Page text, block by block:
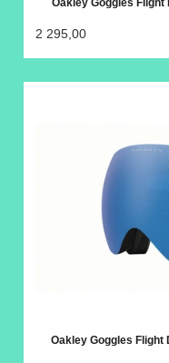
2 295,00
Oakley Goggles Flight